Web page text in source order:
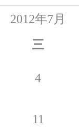
2012年7月
三
4
11